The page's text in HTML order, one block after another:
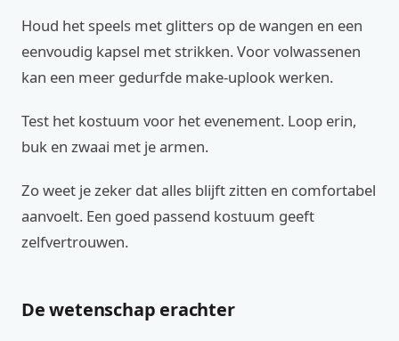
Houd het speels met glitters op de wangen en een
eenvoudig kapsel met strikken. Voor volwassenen
kan een meer gedurfde make-uplook werken.
Test het kostuum voor het evenement. Loop erin,
buk en zwaai met je armen.
Zo weet je zeker dat alles blijft zitten en comfortabel
aanvoelt. Een goed passend kostuum geeft
zelfvertrouwen.
De wetenschap erachter